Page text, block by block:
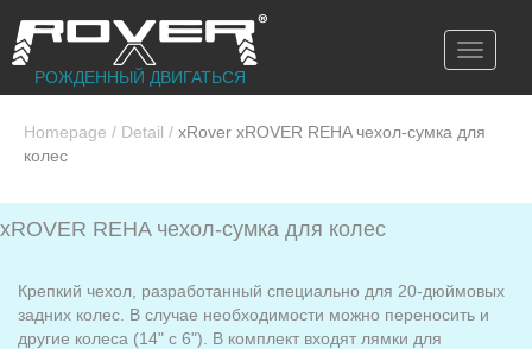
Toggle
РОЖДЕННЫЙ ДВИГАТЬСЯ
Homepage / Detail / xRover xROVER REHA чехол-сумка для
колес
xROVER REHA чехол-сумка для колес
Крепкий чехол, разработанный специально для 20-дюймовых
задних колес. В случае необходимости можно переносить и
другие колеса (14" с 6"). В комплект входят лямки для